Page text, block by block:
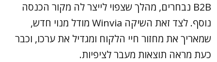
B2B נבחרים, מהלך שצפוי לייצר לה מקור הכנסה
נוסף. לצד זאת השיקה Winvia מודל מנוי חדש,
שמאריך את מחזור חיי הלקוח ומגדיל את ערכו, וכבר
כעת מראה תוצאות מעבר לציפיות.